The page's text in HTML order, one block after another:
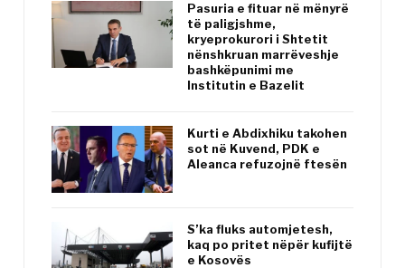
Pasuria e fituar në mënyrë
të paligjshme,
kryeprokurori i Shtetit
nënshkruan marrëveshje
bashkëpunimi me
Institutin e Bazelit
Kurti e Abdixhiku takohen
sot në Kuvend, PDK e
Aleanca refuzojnë ftesën
S’ka fluks automjetesh,
kaq po pritet nëpër kufijtë
e Kosovës